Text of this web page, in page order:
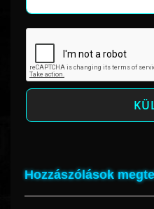
Hozzászólások